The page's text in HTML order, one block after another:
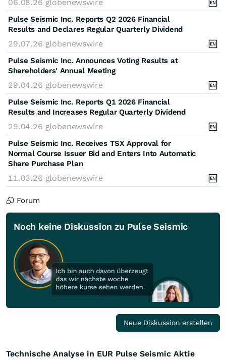
06.08.26 globenewswire
Pulse Seismic Inc. Reports Q2 2026 Financial
Results and Declares Regular Quarterly Dividend
29.07.26 globenewswire
Pulse Seismic Inc. Announces Voting Results at
Shareholders' Annual Meeting
29.04.26 globenewswire
Pulse Seismic Inc. Reports Q1 2026 Financial
Results and Increases Regular Quarterly Dividend
29.04.26 globenewswire
Pulse Seismic Inc. Receives TSX Approval for
Normal Course Issuer Bid and Enters Into Automatic
Share Purchase Plan
11.03.26 globenewswire
Forum
Noch keine Diskussion zu Pulse Seismic
Neue Diskussion erstellen
Technische Analyse in EUR Pulse Seismic Aktie